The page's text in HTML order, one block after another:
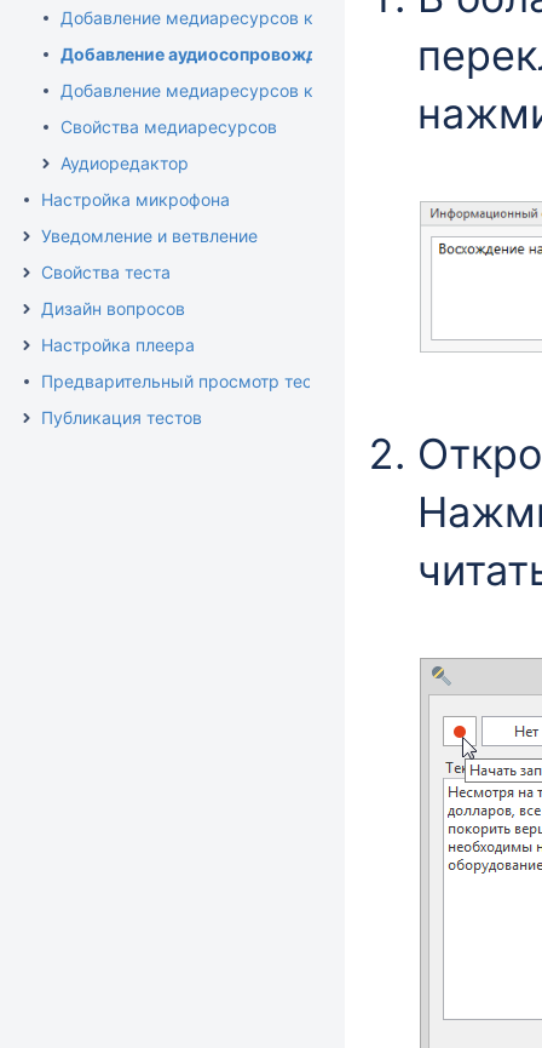
Добавление медиаресурсов к вопросам
Добавление аудиосопровождения к вопросам
Добавление медиаресурсов к вариантам ответа
Свойства медиаресурсов
Аудиоредактор
Настройка микрофона
Уведомление и ветвление
Свойства теста
Дизайн вопросов
Настройка плеера
Предварительный просмотр теста
Публикация тестов